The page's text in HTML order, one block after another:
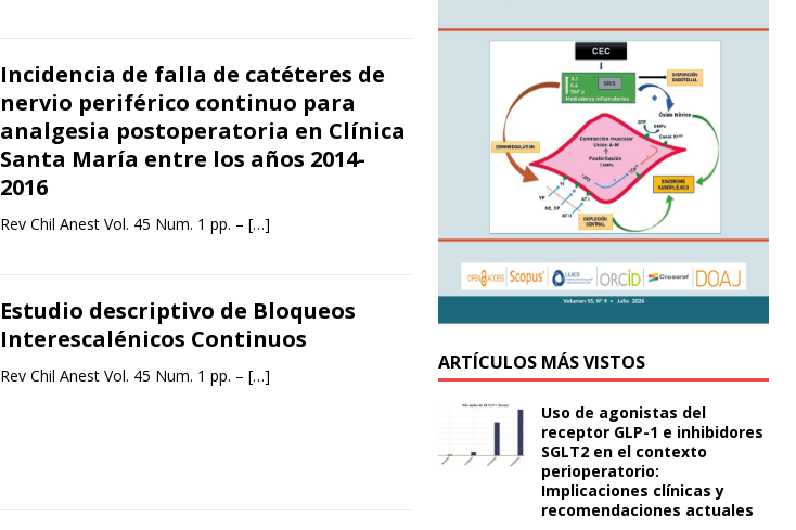
Incidencia de falla de catéteres de
nervio periférico continuo para
analgesia postoperatoria en Clínica
Santa María entre los años 2014-
2016
Rev Chil Anest Vol. 45 Num. 1 pp. – […]
Estudio descriptivo de Bloqueos
Interescalénicos Continuos
Rev Chil Anest Vol. 45 Num. 1 pp. – […]
ARTÍCULOS MÁS VISTOS
Uso de agonistas del
receptor GLP-1 e inhibidores
SGLT2 en el contexto
perioperatorio:
Implicaciones clínicas y
recomendaciones actuales